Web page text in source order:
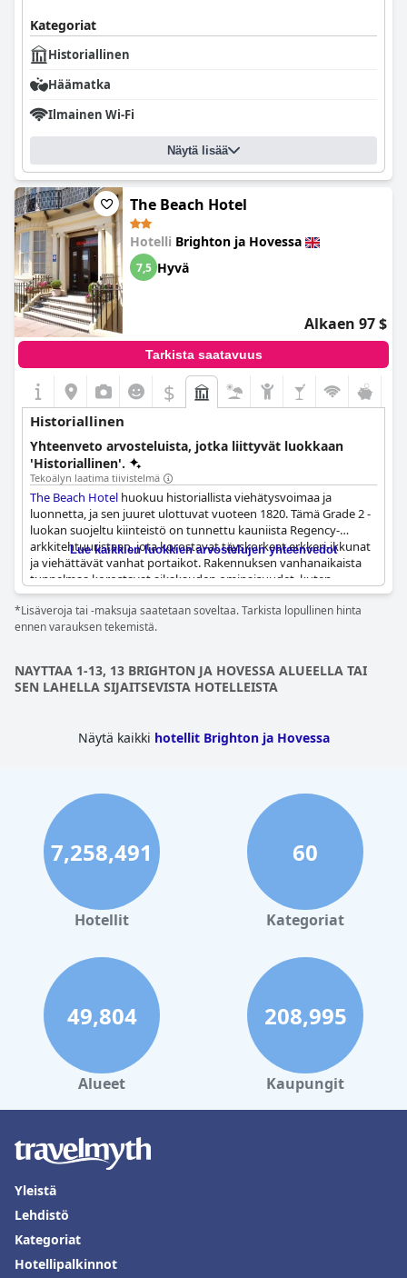
Kategoriat
Historiallinen
Häämatka
Ilmainen Wi-Fi
Näytä lisää
The Beach Hotel
Hotelli Brighton ja Hovessa
7,5 Hyvä
Alkaen 97 $
Tarkista saatavuus
$
Historiallinen
Yhteenveto arvosteluista, jotka liittyvät luokkaan
'Historiallinen'.
Tekoälyn laatima tiivistelmä
The Beach Hotel huokuu historiallista viehätysvoimaa ja
luonnetta, ja sen juuret ulottuvat vuoteen 1820. Tämä Grade 2 -
luokan suojeltu kiinteistö on tunnettu kauniista Regency-
arkkitehtuuristaan, jota korostavat täyskorkeat erkkeri-ikkunat
ja viehättävät vanhat portaikot. Rakennuksen vanhanaikaista
tunnelmaa korostavat aikakauden ominaisuudet, kuten
merkittävä viktoriaaninen hissi, joka on peräisin 1930-luvulta.
Hotellin sijainti on keskeinen ja kätevä historiallisella alueella
lähellä Brighton Beachia, lyhyen kävelymatkan päässä
Hotellin perintö on käsin kosketeltavaa sen vanhanaikaisen
tyylin ja tunnelmallisen viehätyksen kautta, vaikka jotkin
historiallista tunnelmaa, jota vieraat arvostavat. Erityisesti
arkkitehtuuria.
Yöpyminen
The Beach Hotel
issa ei tarjoa vain mukavaa
majoitusta, vaan myös matkan ajassa taaksepäin, mikä heijastaa
paikallisen alueen rikasta historiaa ja perinteistä luonnetta.
Turvallinen pysäköinti hotellia vastapäätä Regency Squarella
lisää vieraiden mukavuutta, vaikka sinne pääsyyn tarvitaan
pysäköintilippu. Kaiken kaikkiaan
The Beach Hoteltarjoaa
ainutlaatuisen yhdistelmän historiallista merkitystä ja vintage-
Lue kaikkien luokkien arvostelujen yhteenvedot
*Lisäveroja tai -maksuja saatetaan soveltaa. Tarkista lopullinen hinta
ennen varauksen tekemistä.
NAYTTAA 1-13, 13 BRIGHTON JA HOVESSA ALUEELLA TAI
SEN LAHELLA SIJAITSEVISTA HOTELLEISTA
Näytä kaikki hotellit Brighton ja Hovessa
7,258,491
Hotellit
60
Kategoriat
49,804
Alueet
208,995
Kaupungit
Yleistä
Lehdistö
Kategoriat
Hotellipalkinnot